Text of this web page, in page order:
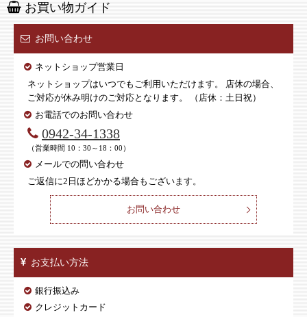
お買い物ガイド
お問い合わせ
ネットショップ営業日
ネットショップはいつでもご利用いただけます。 店休の場合、
ご対応が休み明けのご対応となります。 （店休：土日祝）
お電話でのお問い合わせ
0942-34-1338
（営業時間 10：30～18：00）
メールでの問い合わせ
ご返信に2日ほどかかる場合もございます。
お問い合わせ
お支払い方法
銀行振込み
クレジットカード